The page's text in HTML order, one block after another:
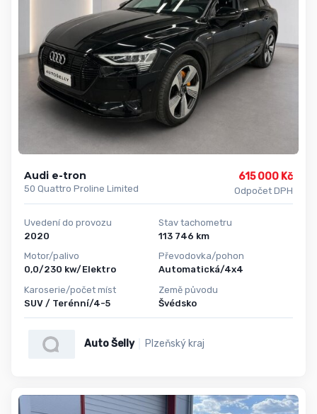
Audi e-tron
50 Quattro Proline Limited
615 000 Kč
Odpočet DPH
Uvedení do provozu
2020
Motor/palivo
0,0/230 kw/Elektro
Karoserie/počet míst
SUV / Terénní/4-5
Stav tachometru
113 746 km
Převodovka/pohon
Automatická/4x4
Země původu
Švédsko
Auto Šelly Plzeňský kraj